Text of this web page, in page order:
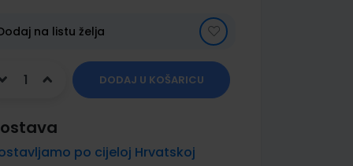
na listu želja
DODAJ U KOŠARICU
po cijeloj Hrvatskoj